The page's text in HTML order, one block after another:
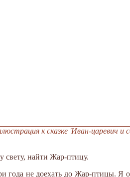
к сказке 'Иван-царевич и
свету, найти Жар-птицу.
года не доехать до Жар-птицы. Я